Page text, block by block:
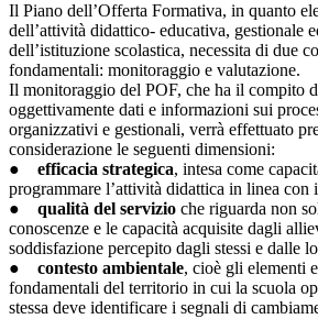
Il Piano dell’Offerta Formativa, in quanto
dell’attività didattico- educativa, gestionale
dell’istituzione scolastica, necessita di due
fondamentali: monitoraggio e valutazione.
Il monitoraggio del POF, che ha il compito
oggettivamente dati e informazioni sui
organizzativi e gestionali, verrà effettuato
considerazione le seguenti dimensioni:
● efficacia strategica, intesa come
programmare l’attività didattica in linea con
● qualità del servizio che riguarda non
conoscenze e le capacità acquisite dagli
soddisfazione percepito dagli stessi e dalle
● contesto ambientale, cioè gli elementi
fondamentali del territorio in cui la scuola
stessa deve identificare i segnali di